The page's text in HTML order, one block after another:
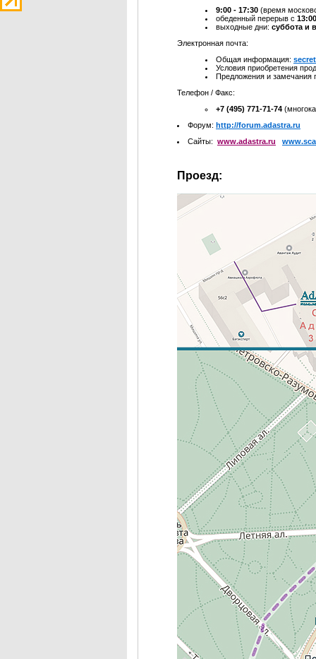
9:00 - 17:30 (время
обеденный перерыв с
выходные дни: суббота и
Электронная почта:
Общая информация:
Условия приобретения
Предложения и замечания
Телефон / Факс:
+7 (495) 771-71-74
Форум: http://forum.adastra.ru
Сайты: www.adastra.ru
Проезд: